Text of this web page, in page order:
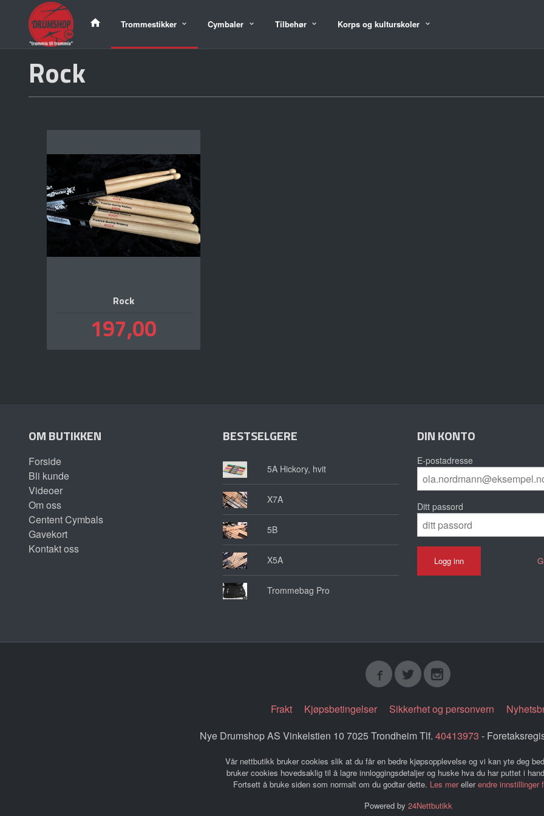
innholdet
Trommestikker Cymbaler Tilbehør Korps og kulturskoler
Rock
Rock
Pris
197,00mva.
OM BUTIKKEN
Forside
Bli kunde
Videoer
Om oss
Centent Cymbals
Gavekort
Kontakt oss
BESTSELGERE
5A Hickory, hvit
X7A
5B
X5A
Trommebag Pro
DIN KONTO
E-postadresse
Ditt passord
Frakt Kjøpsbetingelser Sikkerhet og personvern
Nye Drumshop AS Vinkelstien 10 7025 Trondheim Tlf. 40413973 -
Vår nettbutikk bruker cookies slik at du får en bedre kjøpsopplevelse og vi kan yte deg
bruker cookies hovedsaklig til å lagre innloggingsdetaljer og huske hva du har puttet i
Fortsett å bruke siden som normalt om du godtar dette. Les merellerendre innstillinger
Powered by 24Nettbutikk